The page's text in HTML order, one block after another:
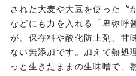
された大麦や大豆を使った〝
などにも力を入れる「卑弥呼
が、保存料や酸化防止剤、甘
ない無添加です。加えて熱処
っと生きたままの生味噌で、